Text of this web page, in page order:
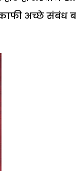
अच्छे संबंध